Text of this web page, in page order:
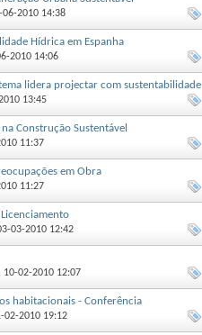
06-2010 14:38
Hídrica em Espanha
2010 14:06
lidera projectar com sustentabilidade
13:45
Construção Sustentável
11:37
em Obra
11:27
03-2010 12:42
‎, 10-02-2010 12:07
habitacionais - Conferência
02-2010 19:12